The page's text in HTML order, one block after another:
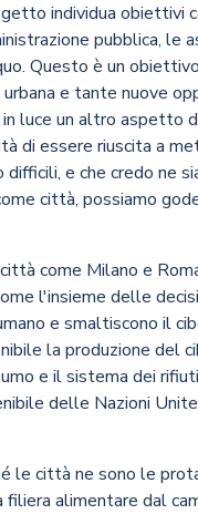
individua obiettivi
pubblica, le
Questo è un
e tante nuove
in luce un altro aspetto
di essere riuscita a
e che credo ne
città, possiamo
come Milano e
l'insieme delle
e smaltiscono il
la produzione del
e il sistema dei
delle Nazioni
le città ne sono le
alimentare dal